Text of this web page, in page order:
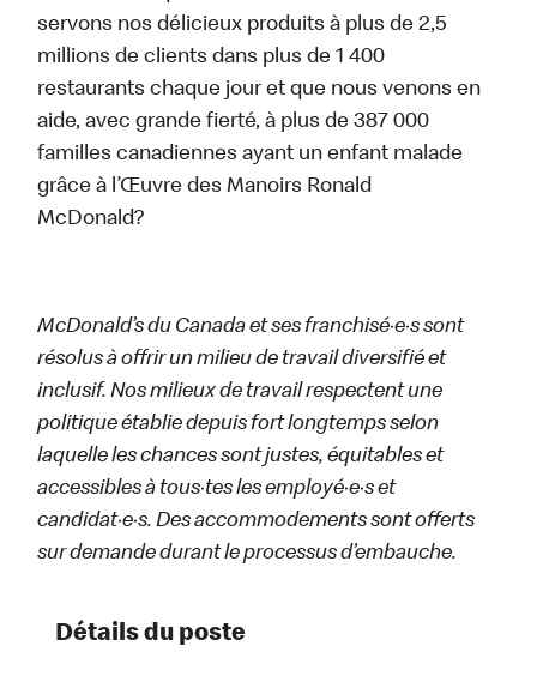
servons nos délicieux produits à plus de 2,5
millions de clients dans plus de 1 400
restaurants chaque jour et que nous venons en
aide, avec grande fierté, à plus de 387 000
familles canadiennes ayant un enfant malade
grâce à l’Œuvre des Manoirs Ronald
McDonald?
McDonald’s du Canada et ses franchisé·e·s sont
résolus à offrir un milieu de travail diversifié et
inclusif. Nos milieux de travail respectent une
politique établie depuis fort longtemps selon
laquelle les chances sont justes, équitables et
accessibles à tous·tes les employé·e·s et
candidat·e·s. Des accommodements sont offerts
sur demande durant le processus d’embauche.
Détails du poste